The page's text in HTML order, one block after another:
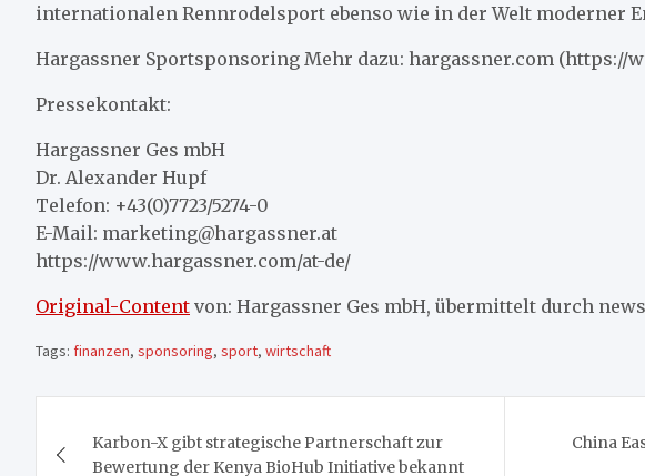
internationalen Rennrodelsport ebenso wie in der Welt moderner
Hargassner Sportsponsoring Mehr dazu: hargassner.com (https://
Pressekontakt:
Hargassner Ges mbH
Dr. Alexander Hupf
Telefon: +43(0)7723/5274-0
E-Mail: marketing@hargassner.at
https://www.hargassner.com/at-de/
Original-Content von: Hargassner Ges mbH, übermittelt durch
Tags: finanzen, sponsoring, sport, wirtschaft
Karbon-X gibt strategische Partnerschaft zur
Bewertung der Kenya BioHub Initiative bekannt
China